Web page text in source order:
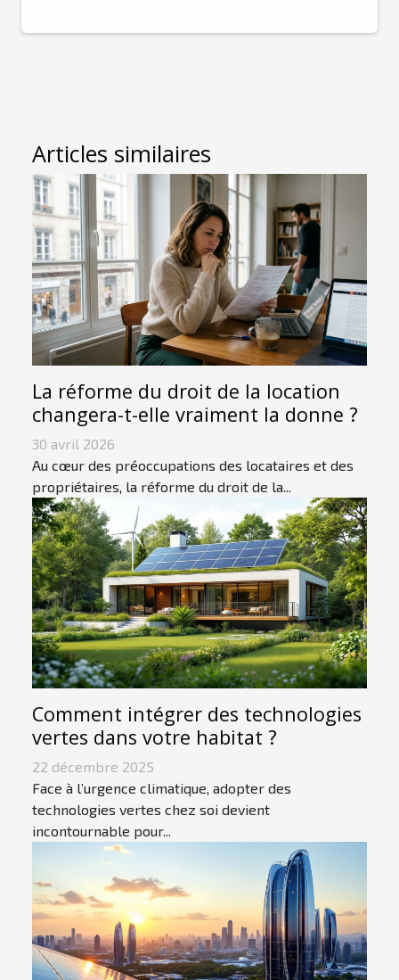
Articles similaires
La réforme du droit de la location
changera-t-elle vraiment la donne ?
30 avril 2026
Au cœur des préoccupations des locataires et des
propriétaires, la réforme du droit de la...
Comment intégrer des technologies
vertes dans votre habitat ?
22 décembre 2025
Face à l’urgence climatique, adopter des
technologies vertes chez soi devient
incontournable pour...